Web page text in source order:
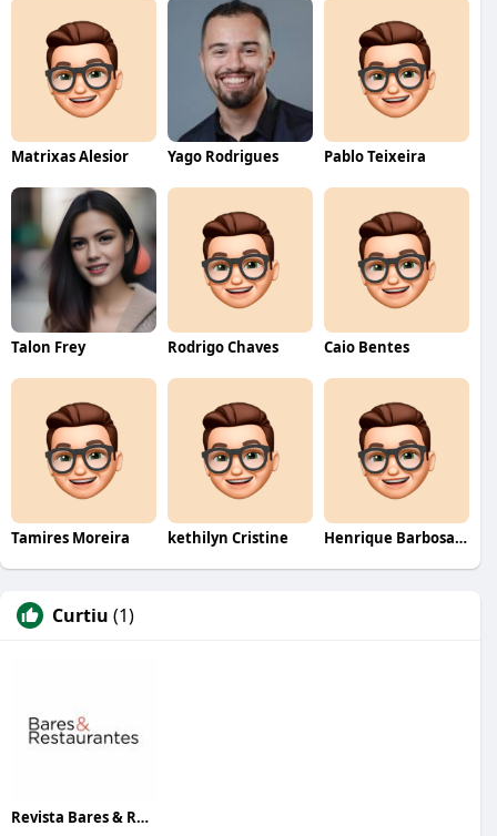
Matrixas Alesior Yago Rodrigues Pablo Teixeira
Talon Frey Rodrigo Chaves Caio Bentes
Tamires Moreira kethilyn Cristine Henrique Barbosa Yokobataki
Curtiu (1)
Revista Bares & Restaurantes